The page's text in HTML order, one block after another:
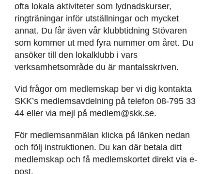
ofta lokala aktiviteter som lydnadskurser,
ringträningar inför utställningar och mycket
annat. Du får även vår klubbtidning Stövaren
som kommer ut med fyra nummer om året. Du
ansöker till den lokalklubb i vars
verksamhetsområde du är mantalsskriven.
Vid frågor om medlemskap ber vi dig kontakta
SKK’s medlemsavdelning på telefon 08-795 33
44 eller via mejl på medlem@skk.se.
För medlemsanmälan klicka på länken nedan
och följ instruktionen. Du kan där betala ditt
medlemskap och få medlemskortet direkt via e-
post.